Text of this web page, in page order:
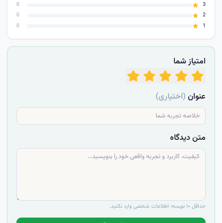
3
0
2
0
1
0
امتیاز شما
عنوان(اختیاری)
متن دیدگاه
حداقل ۱۰ نویسه؛ اطلاعات شخصی وارد نکنید.